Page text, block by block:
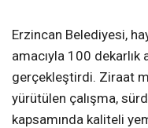
Erzincan Belediyesi,
amacıyla 100 dekarlık
gerçekleştirdi. Ziraat
yürütülen çalışma,
kapsamında kaliteli